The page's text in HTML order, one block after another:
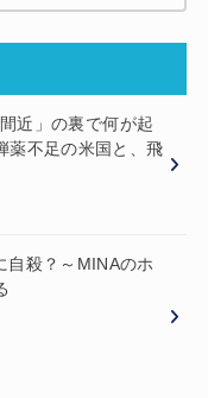
近」の裏で何が起
不足の米国と、飛
自殺？～MINAのホ